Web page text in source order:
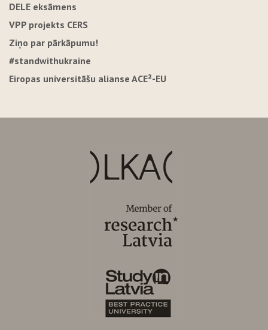
DELE eksāmens
VPP projekts CERS
Ziņo par pārkāpumu!
#standwithukraine
Eiropas universitāšu alianse ACE²-EU